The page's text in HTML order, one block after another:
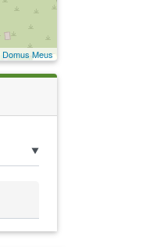
Domus Meus
▼